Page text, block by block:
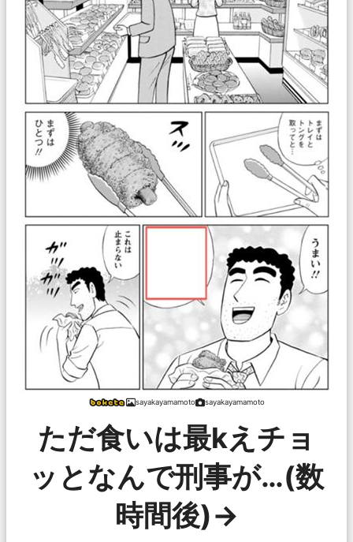
sayakayamamoto sayakayamamoto
ただ食いは最kえチョ
ッとなんで刑事が…(数
時間後)→